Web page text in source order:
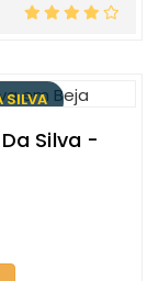
SILVA
Silva -